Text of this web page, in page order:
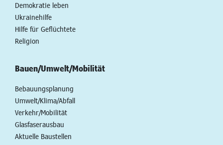
Demokratie leben
Ukrainehilfe
Hilfe für Geflüchtete
Religion
Bauen/Umwelt/Mobilität
Bebauungsplanung
Umwelt/Klima/Abfall
Verkehr/Mobilität
Glasfaserausbau
Aktuelle Baustellen